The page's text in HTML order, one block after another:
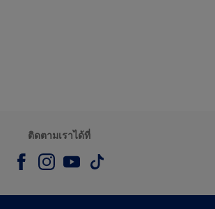
ติดตามเราได้ที่